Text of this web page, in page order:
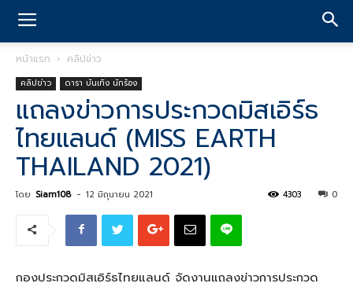
หน้าแรก คลิปข่าว
คลิปข่าว ดารา บันเทิง นักร้อง
แถลงข่าวการประกวดมิสเอิร์ธ
ไทยแลนด์ (MISS EARTH
THAILAND 2021)
โดย Siam108 - 12 มิถุนายน 2021 0
4303
กองประกวดมิสเอิร์ธไทยแลนด์ จัดงานแถลงข่าวการประกวด